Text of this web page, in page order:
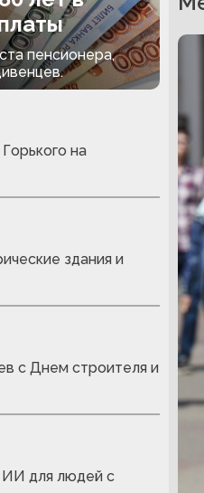
пенсионера,
на
здания и
с Днем строителя и
для людей с